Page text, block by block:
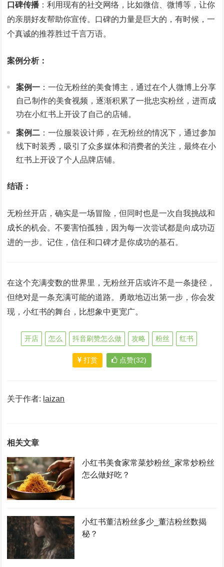
口碑传播 ：利用现有的社交网络，比如微信、微博等，让你
的亲朋好友帮助你宣传。口碑的力量是巨大的，有时候，一
个真诚的推荐胜过千言万语。
案例分析：
案例一 ：一位无粉丝的美食博主，通过在个人微博上分享
自己制作的美食视频，逐渐积累了一批忠实粉丝，进而成
功在小红书上开设了自己的店铺。
案例二 ：一位服装设计师，在无粉丝的情况下，通过参加
线下时装秀，吸引了众多媒体和消费者的关注，最终在小
红书上开设了个人品牌店铺。
结语：
无粉丝开店，确实是一场冒险，但同时也是一次自我挑战和
成长的机会。不要害怕孤独，因为每一次尝试都是向成功迈
进的一步。记住，信任和口碑才是你成功的基石。
在这个充满变数的世界里，无粉丝开店或许不是一条捷径，
但绝对是一条充满可能的道路。勇敢地迈出第一步，你会发
现，小红书的舞台，比想象中更宽广。
开店 怎么 抖音刷赞怎么做 攻略 粉丝 红书
打赏 点赞(32)
关于作者: laizan
相关文章
小红书美食家常菜炒粉丝_家常炒粉丝
怎么做好吃？
小红书董洁粉丝多少_董洁粉丝数揭
秘？